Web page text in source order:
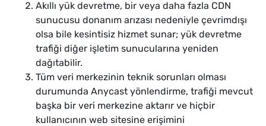
Akıllı yük devretme, bir veya daha fazla CDN
sunucusu donanım arızası nedeniyle çevrimdışı
olsa bile kesintisiz hizmet sunar; yük devretme
trafiği diğer işletim sunucularına yeniden
dağıtabilir.
Tüm veri merkezinin teknik sorunları olması
durumunda Anycast yönlendirme, trafiği mevcut
başka bir veri merkezine aktarır ve hiçbir
kullanıcının web sitesine erişimini